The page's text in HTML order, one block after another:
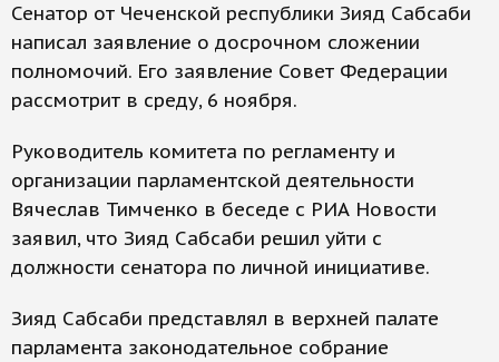
Сенатор от Чеченской республики Зияд Сабсаби
написал заявление о досрочном сложении
полномочий. Его заявление Совет Федерации
рассмотрит в среду, 6 ноября.
Руководитель комитета по регламенту и
организации парламентской деятельности
Вячеслав Тимченко в беседе с РИА Новости
заявил, что Зияд Сабсаби решил уйти с
должности сенатора по личной инициативе.
Зияд Сабсаби представлял в верхней палате
парламента законодательное собрание